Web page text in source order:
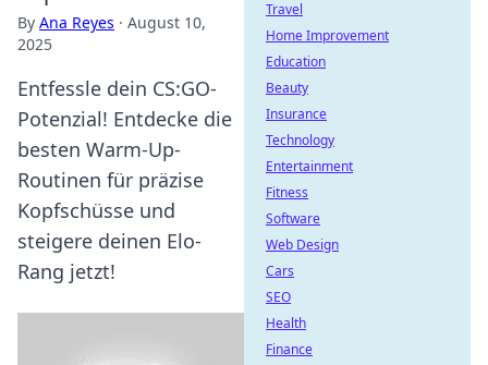
By Ana Reyes · August 10,
2025
Entfessle dein CS:GO-
Potenzial! Entdecke die
besten Warm-Up-
Routinen für präzise
Kopfschüsse und
steigere deinen Elo-
Rang jetzt!
Travel
Home Improvement
Education
Beauty
Insurance
Technology
Entertainment
Fitness
Software
Web Design
Cars
SEO
Health
Finance